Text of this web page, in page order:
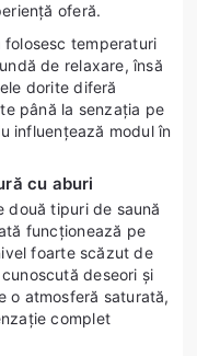
oferă.
temperaturi
de relaxare, însă
dorite diferă
până la senzația pe
influențează modul în
cu aburi
două tipuri de saună
funcționează pe
foarte scăzut de
deseori și
o atmosferă saturată,
complet